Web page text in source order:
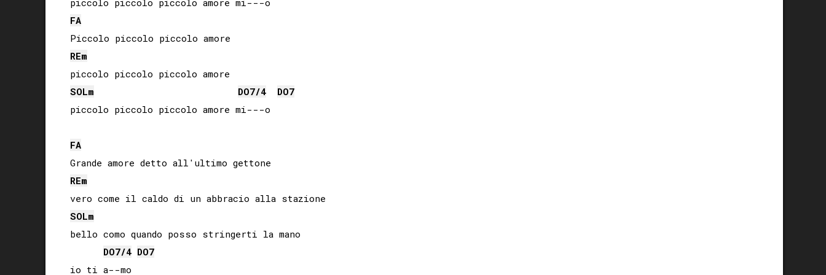
FA
REm
SOLm DO7/4 DO7
piccolo piccolo piccolo amore mi---o
FA
REm
SOLm
bello como quando posso stringerti la mano
DO7/4 DO7
io ti a--mo